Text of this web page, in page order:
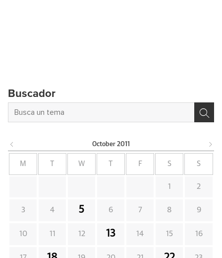
Buscador
October 2011
M W F S S
1 2
3 4 5 6 7 8 9
10 11 12 13 14 15 16